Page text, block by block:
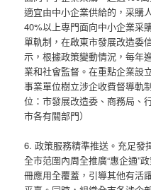
適宜由中小企業供給的，采購
40%以上專門面向中小企業采
單軌制，在啟東市發展改造
示，根據政策變動情況，每年
業和社會監督。在重點企業設
事業單位樹立涉企收費督導軌
位：市發展改造委、商務局、
市各有關部門）
6. 政策服務精準推送。充足發
全市范圍內周全推廣“惠企通”
冊應用全覆蓋，引導其他有活